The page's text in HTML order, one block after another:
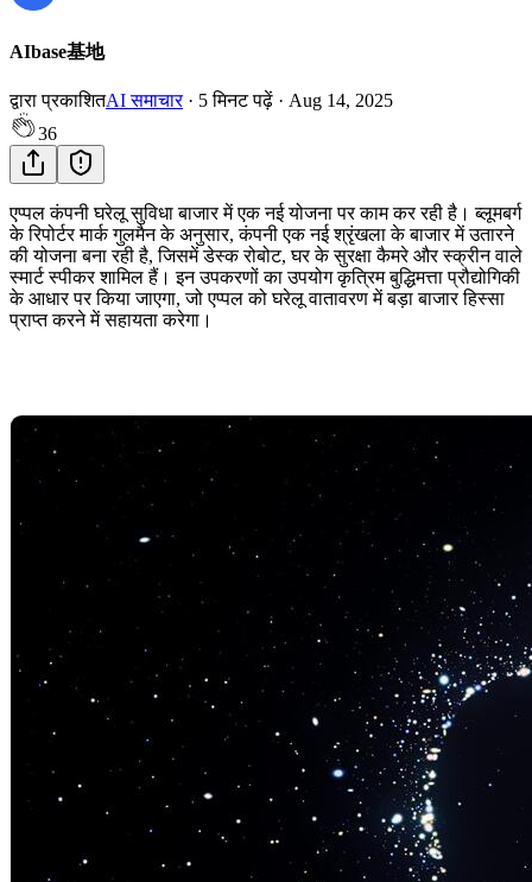
AIbase基地
द्वारा प्रकाशितAI समाचार· 5 मिनट पढ़ें · Aug 14, 2025
36
एप्पल कंपनी घरेलू सुविधा बाजार में एक नई योजना पर काम कर रही है। ब्लूमबर्ग
के रिपोर्टर मार्क गुलमैन के अनुसार, कंपनी एक नई श्रृंखला के बाजार में उतारने
की योजना बना रही है, जिसमें डेस्क रोबोट, घर के सुरक्षा कैमरे और स्क्रीन वाले
स्मार्ट स्पीकर शामिल हैं। इन उपकरणों का उपयोग कृत्रिम बुद्धिमत्ता प्रौद्योगिकी
के आधार पर किया जाएगा, जो एप्पल को घरेलू वातावरण में बड़ा बाजार हिस्सा
प्राप्त करने में सहायता करेगा।